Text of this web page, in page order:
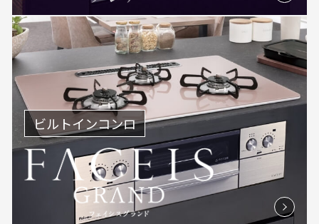
ビルトインコンロ